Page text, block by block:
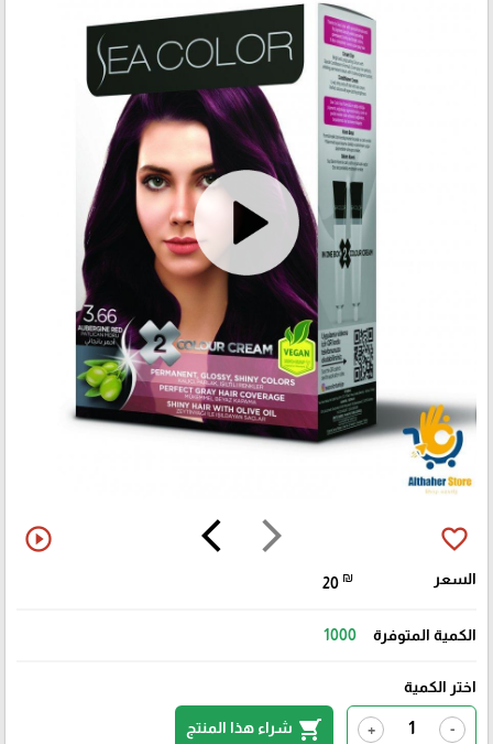
arrow_forward_ios
arrow_back_ios favorite_border
play_circle_outline
السعر 20 ₪
الكمية المتوفرة 1000
اختر الكمية
-
+
shopping_cart شراء هذا المنتج